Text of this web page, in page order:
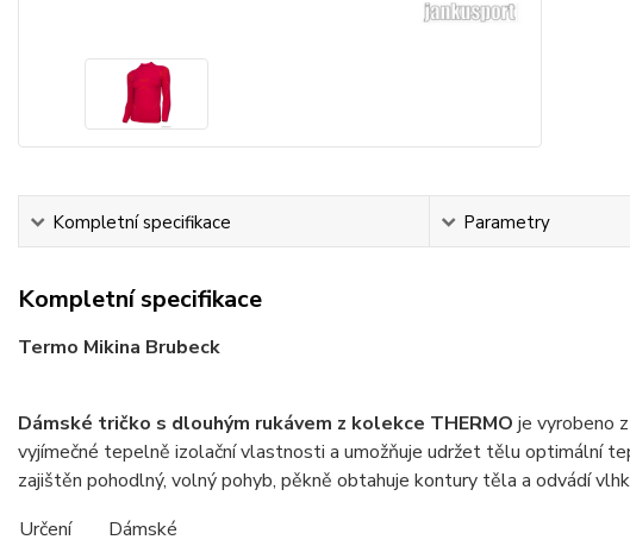
Kompletní specifikace Parametry
Kompletní specifikace
Termo Mikina Brubeck
Dámské tričko s dlouhým rukávem z kolekce THERMO je vyrobeno
vyjímečné tepelně izolační vlastnosti a umožňuje udržet tělu optimální
zajištěn pohodlný, volný pohyb, pěkně obtahuje kontury těla a odvádí
Určení
Dámské